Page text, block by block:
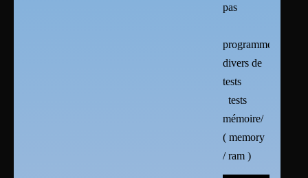
pas
programmes
divers de
tests
tests
mémoire/
( memory
/ ram )